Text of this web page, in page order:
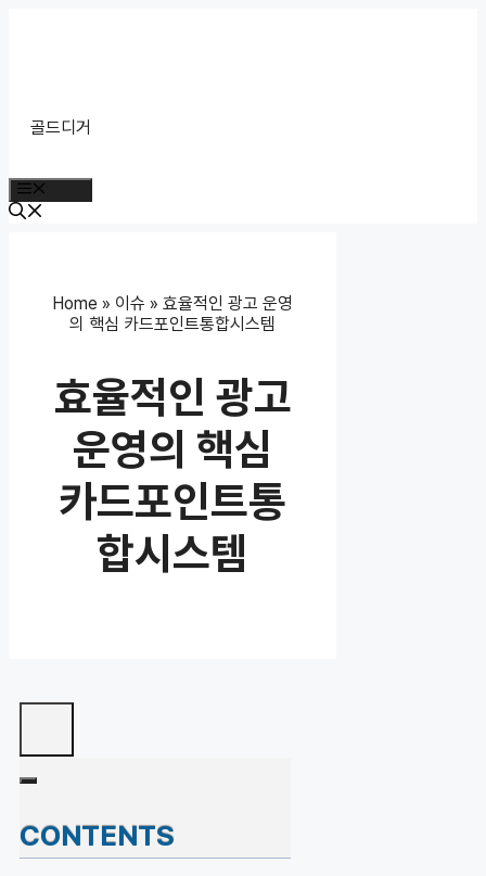
골드디거
Home » 이슈 »효율적인 광고 운영
의 핵심 카드포인트통합시스템
효율적인 광고
운영의 핵심
카드포인트통
합시스템
CONTENTS